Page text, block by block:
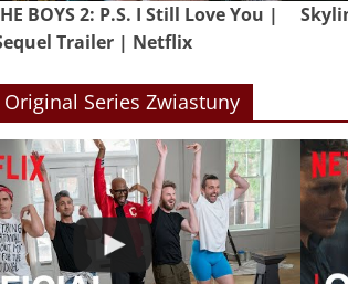
BOYS 2: P.S. I Still Love You |
Trailer | Netflix
Series Zwiastuny